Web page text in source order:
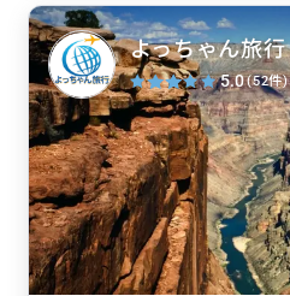
よっちゃん旅行
5.0(52件)